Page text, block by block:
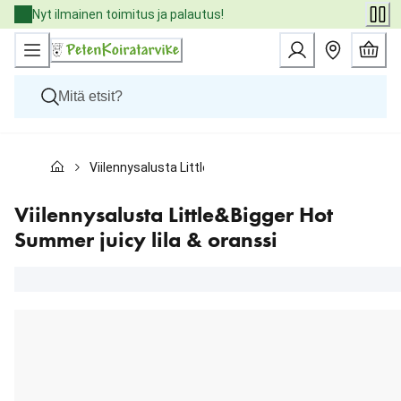
Skip
to
Content
Nyt ilmainen toimitus ja palautus!
Kissat
Eläinlääkäriruoat
Tuotemerkit
Uutuudet
Viilennysalusta Little&Bigger Hot Summer juicy lila &
Viilennysalusta Little&Bigger Hot
Summer juicy lila & oranssi